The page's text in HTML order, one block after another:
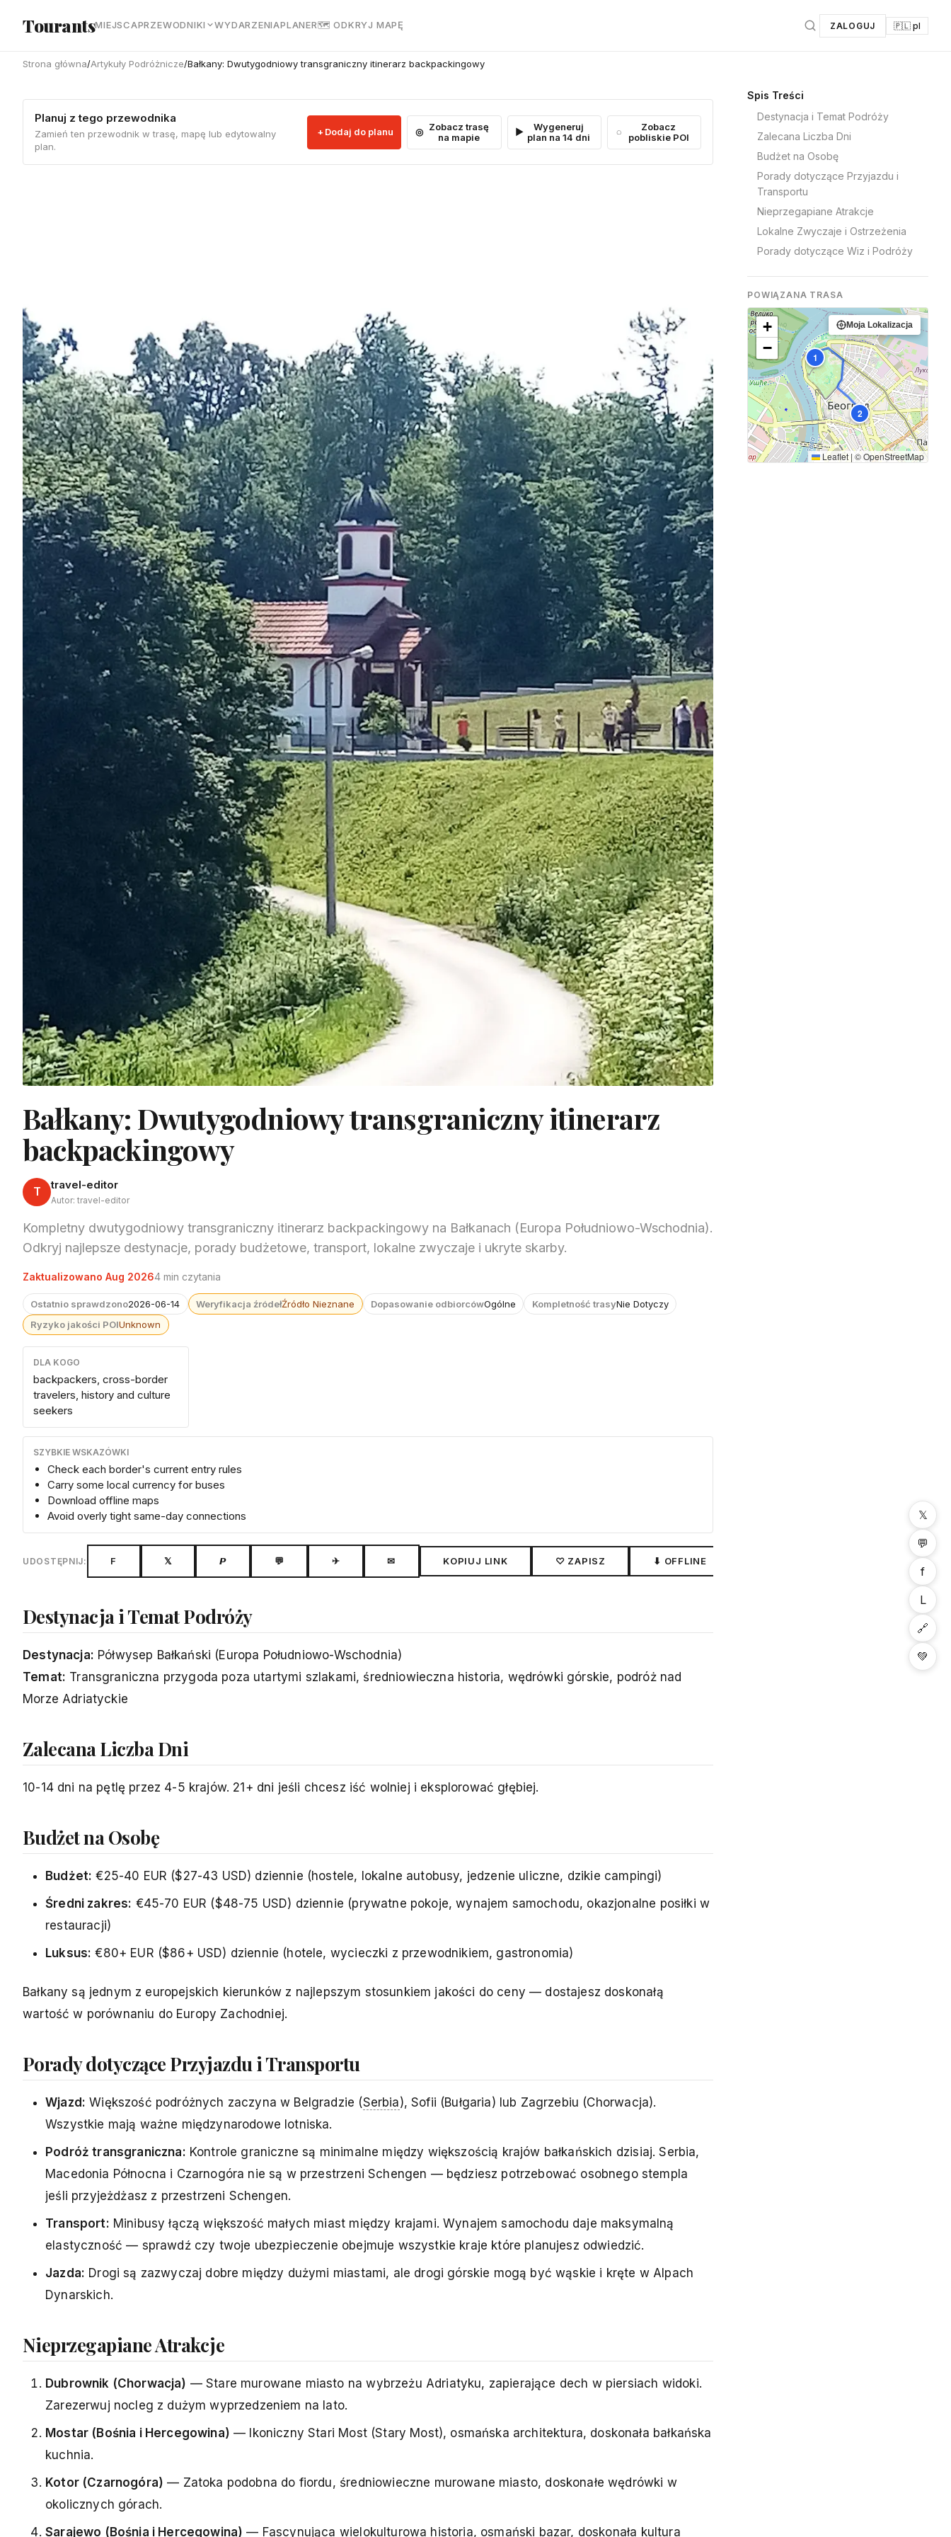
TourantsMIEJSCAPRZEWODNIKI WYDARZENIAPLANER🗺 ODKRYJ MAPĘ ZALOGUJ 🇵🇱 pl
Strona główna/Artykuły Podróżnicze/Bałkany: Dwutygodniowy transgraniczny itinerarz backpackingowy
Planuj z tego przewodnika
Zamień ten przewodnik w trasę, mapę lub edytowalny
plan.
Dodaj do planu
Zobacz trasę
na mapie
Wygeneruj
plan na 14 dni
Zobacz
pobliskie POI
Bałkany: Dwutygodniowy transgraniczny itinerarz
backpackingowy
T travel-editor
Autor: travel-editor
Kompletny dwutygodniowy transgraniczny itinerarz backpackingowy na Bałkanach (Europa Południowo-Wschodnia).
Odkryj najlepsze destynacje, porady budżetowe, transport, lokalne zwyczaje i ukryte skarby.
Zaktualizowano Aug 20264 min czytania
Ostatnio sprawdzono2026-06-14 Weryfikacja źródełŹródło Nieznane Dopasowanie odbiorcówOgólne Kompletność trasyNie Dotyczy
Ryzyko jakości POIUnknown
DLA KOGO
backpackers, cross-border
travelers, history and culture
seekers
SZYBKIE WSKAZÓWKI
Check each border's current entry rules
Carry some local currency for buses
Download offline maps
Avoid overly tight same-day connections
UDOSTĘPNIJ: F 𝕏 𝙋 💬 ✈ ✉ KOPIUJ LINK ♡ ZAPISZ ⬇ OFFLINE
Destynacja i Temat Podróży
Destynacja: Półwysep Bałkański (Europa Południowo-Wschodnia)
Temat: Transgraniczna przygoda poza utartymi szlakami, średniowieczna historia, wędrówki górskie, podróż nad
Morze Adriatyckie
Zalecana Liczba Dni
10-14 dni na pętlę przez 4-5 krajów. 21+ dni jeśli chcesz iść wolniej i eksplorować głębiej.
Budżet na Osobę
Budżet: €25-40 EUR ($27-43 USD) dziennie (hostele, lokalne autobusy, jedzenie uliczne, dzikie campingi)
Średni zakres: €45-70 EUR ($48-75 USD) dziennie (prywatne pokoje, wynajem samochodu, okazjonalne posiłki w
restauracji)
Luksus: €80+ EUR ($86+ USD) dziennie (hotele, wycieczki z przewodnikiem, gastronomia)
Bałkany są jednym z europejskich kierunków z najlepszym stosunkiem jakości do ceny — dostajesz doskonałą
wartość w porównaniu do Europy Zachodniej.
Porady dotyczące Przyjazdu i Transportu
Wjazd: Większość podróżnych zaczyna w Belgradzie (Serbia), Sofii (Bułgaria) lub Zagrzebiu (Chorwacja).
Wszystkie mają ważne międzynarodowe lotniska.
Podróż transgraniczna: Kontrole graniczne są minimalne między większością krajów bałkańskich dzisiaj. Serbia,
Macedonia Północna i Czarnogóra nie są w przestrzeni Schengen — będziesz potrzebować osobnego stempla
jeśli przyjeżdżasz z przestrzeni Schengen.
Transport: Minibusy łączą większość małych miast między krajami. Wynajem samochodu daje maksymalną
elastyczność — sprawdź czy twoje ubezpieczenie obejmuje wszystkie kraje które planujesz odwiedzić.
Jazda: Drogi są zazwyczaj dobre między dużymi miastami, ale drogi górskie mogą być wąskie i kręte w Alpach
Dynarskich.
Nieprzegapiane Atrakcje
Dubrownik (Chorwacja) — Stare murowane miasto na wybrzeżu Adriatyku, zapierające dech w piersiach widoki.
Zarezerwuj nocleg z dużym wyprzedzeniem na lato.
Mostar (Bośnia i Hercegowina) — Ikoniczny Stari Most (Stary Most), osmańska architektura, doskonała bałkańska
kuchnia.
Kotor (Czarnogóra) — Zatoka podobna do fiordu, średniowieczne murowane miasto, doskonałe wędrówki w
okolicznych górach.
Sarajewo (Bośnia i Hercegowina) — Fascynująca wielokulturowa historia, osmański bazar, doskonała kultura
Spis Treści
Destynacja i Temat Podróży
Zalecana Liczba Dni
Budżet na Osobę
Porady dotyczące Przyjazdu i
Transportu
Nieprzegapiane Atrakcje
Lokalne Zwyczaje i Ostrzeżenia
Porady dotyczące Wiz i Podróży
POWIĄZANA TRASA
1
2
+
−
Moja Lokalizacja
Leaflet| ©OpenStreetMap
𝕏
💬
f
L
🔗
💚